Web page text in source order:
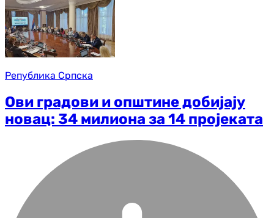
Република Српска
Ови градови и општине добијају
новац: 34 милиона за 14 пројеката